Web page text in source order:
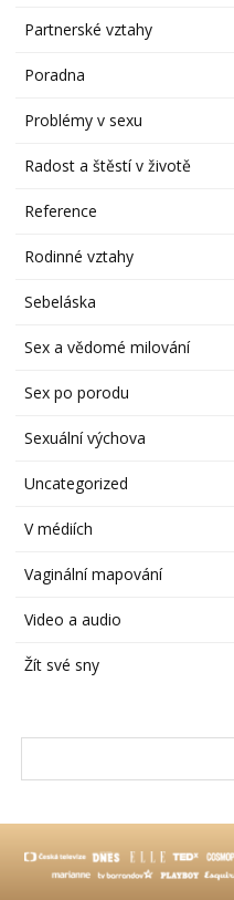
Partnerské vztahy
Poradna
Problémy v sexu
Radost a štěstí v životě
Reference
Rodinné vztahy
Sebeláska
Sex a vědomé milování
Sex po porodu
Sexuální výchova
Uncategorized
V médiích
Vaginální mapování
Video a audio
Žít své sny